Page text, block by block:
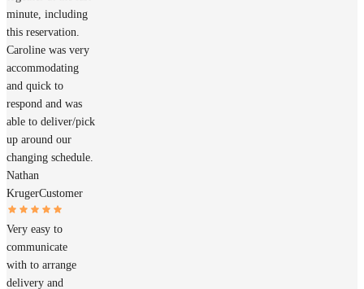
minute, including
this reservation.
Caroline was very
accommodating
and quick to
respond and was
able to deliver/pick
up around our
changing schedule.
Nathan
KrugerCustomer
Very easy to
communicate
with to arrange
delivery and